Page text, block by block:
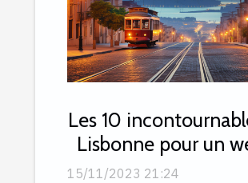
Les 10
Lisbonne pour un
end inoubliable
15/11/2023 21:24